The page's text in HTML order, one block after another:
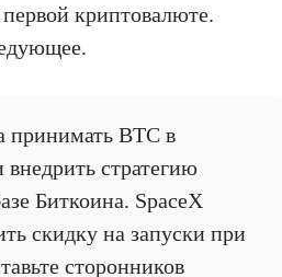
криптовалюте.
принимать BTC в
внедрить стратегию
Биткоина. SpaceX
скидку на запуски при
сторонников